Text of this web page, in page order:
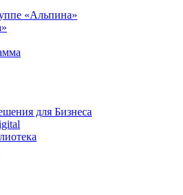
«Альпина»
для Бизнеса